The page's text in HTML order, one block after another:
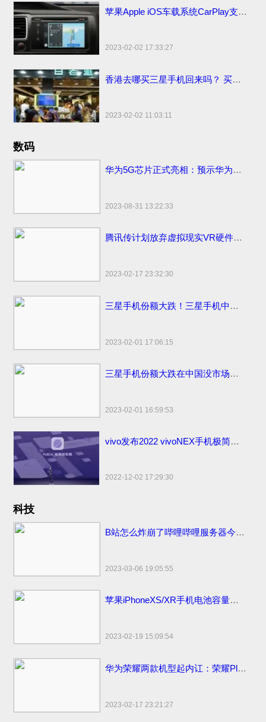
苹果Apple iOS车载系统CarPlay支持哪些更多汽车品牌
2023-02-02 17:33:27
香港去哪买三星手机回来吗？ 买香港便宜售价手机市场地点和网站
2023-02-02 11:03:11
数码
华为5G芯片正式亮相：预示华为将发首款5G手机
2023-08-31 13:22:33
腾讯传计划放弃虚拟现实VR硬件计划
2023-02-17 23:32:30
三星手机份额大跌！三星手机中国市场份额变化国内仅剩3%
2023-02-01 17:06:15
三星手机份额大跌在中国没市场了！国内市场占有率仅剩1%国外比苹果销量高
2023-02-01 16:59:53
vivo发布2022 vivoNEX手机极简易浏览器下载：简洁流畅无广告！
2022-12-02 17:29:30
科技
B站怎么炸崩了哔哩哔哩服务器今日怎么又炸挂了？技术团队公开早先原因
2023-03-06 19:05:55
苹果iPhoneXS/XR手机电池容量续航最强？答案揭晓
2023-02-19 15:09:54
华为荣耀两款机型起内讧：荣耀Play官方价格同价同配该如何选？
2023-02-17 23:21:27